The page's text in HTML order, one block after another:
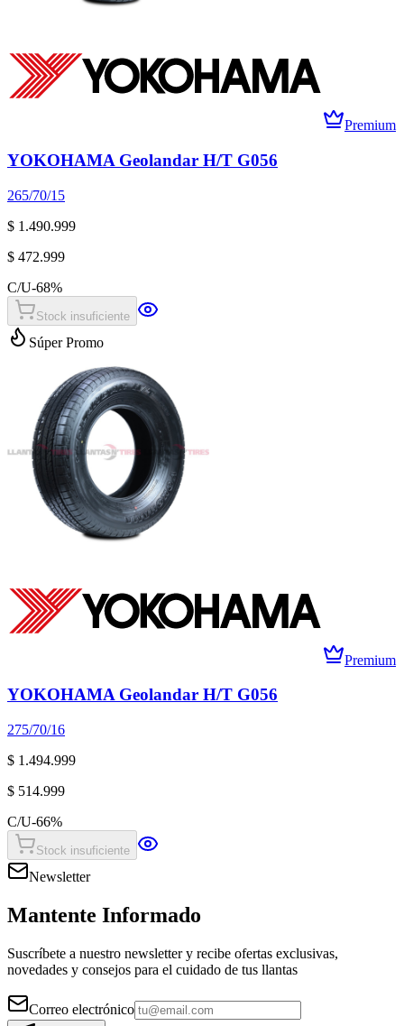
Premium
YOKOHAMA Geolandar H/T G056
265/70/15
$ 1.490.999
$ 472.999
C/U-68%
Stock insuficiente
Súper Promo
Premium
YOKOHAMA Geolandar H/T G056
275/70/16
$ 1.494.999
$ 514.999
C/U-66%
Stock insuficiente
Newsletter
Mantente Informado
Suscríbete a nuestro newsletter y recibe ofertas exclusivas,
novedades y consejos para el cuidado de tus llantas
Correo electrónico